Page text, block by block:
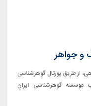
و جواهر
از طریق پورتال گوهرشناسی
گوهرشناسی ایران